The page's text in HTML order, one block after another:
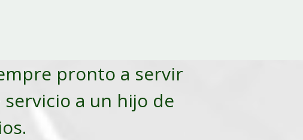
pronto a servir
a un hijo de